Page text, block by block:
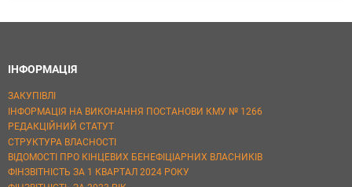
ІНФОРМАЦІЯ
ЗАКУПІВЛІ
ІНФОРМАЦІЯ НА ВИКОНАННЯ ПОСТАНОВИ КМУ № 1266
РЕДАКЦІЙНИЙ СТАТУТ
СТРУКТУРА ВЛАСНОСТІ
ВІДОМОСТІ ПРО КІНЦЕВИХ БЕНЕФІЦІАРНИХ ВЛАСНИКІВ
ФІНЗВІТНІСТЬ ЗА 1 КВАРТАЛ 2024 РОКУ